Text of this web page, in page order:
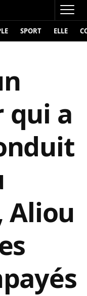
SPORT ELLE
qui a
Aliou